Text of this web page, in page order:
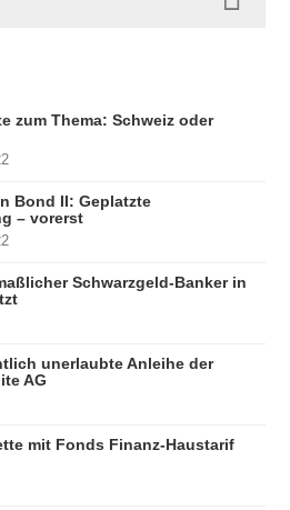
zum Thema: Schweiz oder
Bond II: Geplatzte
– vorerst
Schwarzgeld-Banker in
unerlaubte Anleihe der
AG
mit Fonds Finanz-Haustarif